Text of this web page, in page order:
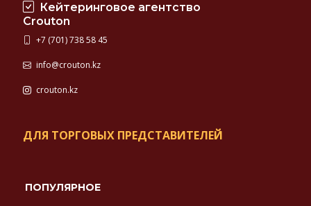
Кейтеринговое агентство
Crouton
+7 (701) 738 58 45
info@crouton.kz
crouton.kz
ДЛЯ ТОРГОВЫХ ПРЕДСТАВИТЕЛЕЙ
ПОПУЛЯРНОЕ